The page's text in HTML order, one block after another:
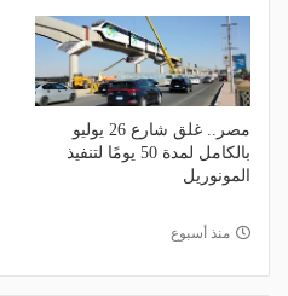
مصر.. غلق شارع 26 يوليو
بالكامل لمدة 50 يومًا لتنفيذ
المونوريل
منذ أسبوع